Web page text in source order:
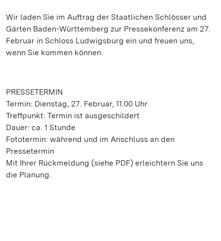
Wir laden Sie im Auftrag der Staatlichen Schlösser und
Gärten Baden-Württemberg zur Pressekonferenz am 27.
Februar in Schloss Ludwigsburg ein und freuen uns,
wenn Sie kommen können.
PRESSETERMIN
Termin: Dienstag, 27. Februar, 11.00 Uhr
Treffpunkt: Termin ist ausgeschildert
Dauer: ca. 1 Stunde
Fototermin: während und im Anschluss an den
Pressetermin
Mit Ihrer Rückmeldung (siehe PDF) erleichtern Sie uns
die Planung.